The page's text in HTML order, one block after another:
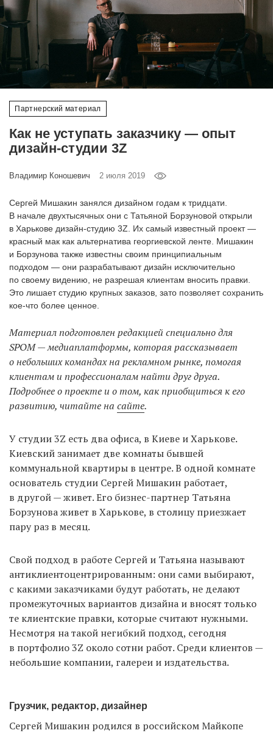
Партнерский материал
Как не уступать заказчику — опыт
дизайн-студии 3Z
Владимир Коношевич 2 июля 2019
Сергей Мишакин занялся дизайном годам к тридцати.
В начале двухтысячных они с Татьяной Борзуновой открыли
в Харькове дизайн-студию 3Z. Их самый известный проект —
красный мак как альтернатива георгиевской ленте. Мишакин
и Борзунова также известны своим принципиальным
подходом — они разрабатывают дизайн исключительно
по своему видению, не разрешая клиентам вносить правки.
Это лишает студию крупных заказов, зато позволяет сохранить
кое-что более ценное.
Материал подготовлен редакцией специально для
SPOM — медиаплатформы, которая рассказывает
о небольших командах на рекламном рынке, помогая
клиентам и профессионалам найти друг друга.
Подробнее о проекте и о том, как приобщиться к его
развитию, читайте на сайте.
У студии 3Z есть два офиса, в Киеве и Харькове.
Киевский занимает две комнаты бывшей
коммунальной квартиры в центре. В одной комнате
основатель студии Сергей Мишакин работает,
в другой — живет. Его бизнес-партнер Татьяна
Борзунова живет в Харькове, в столицу приезжает
пару раз в месяц.
Свой подход в работе Сергей и Татьяна называют
антиклиентоцентрированным: они сами выбирают,
с какими заказчиками будут работать, не делают
промежуточных вариантов дизайна и вносят только
те клиентские правки, которые считают нужными.
Несмотря на такой негибкий подход, сегодня
в портфолио 3Z около сотни работ. Среди клиентов —
небольшие компании, галереи и издательства.
Грузчик, редактор, дизайнер
Сергей Мишакин родился в российском Майкопе